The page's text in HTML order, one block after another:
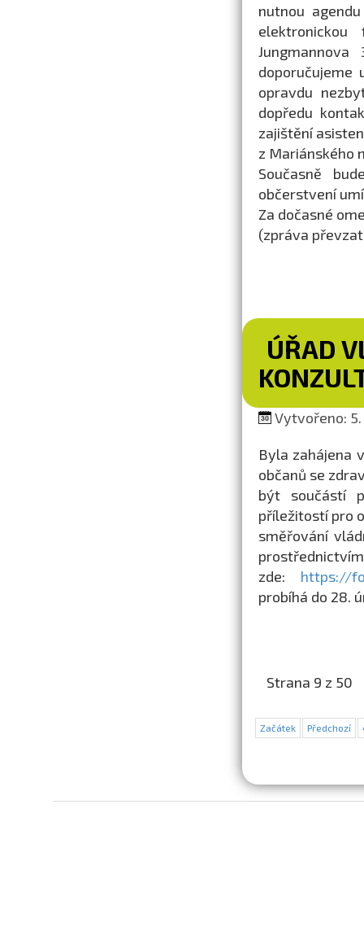
nutnou
doporučujeme
opravdu
dopředu
zajištění
z Mariánského
Současně
občerstvení
Za dočasné
(zpráva
ÚŘAD
Vytvořeno: 5.
Byla zahájena
občanů se
být součástí
příležitostí pro
směřování
zde: https://
probíhá do 28.
Strana 9 z 50
Začátek Předchozí